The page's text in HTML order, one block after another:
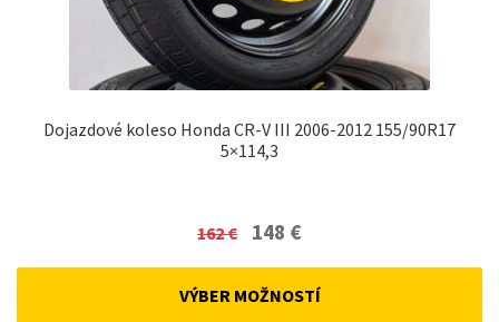
Dojazdové koleso Honda CR-V III 2006-2012 155/90R17
5×114,3
162€
Original
was:
148 €Current
VÝBER MOŽNOSTÍ